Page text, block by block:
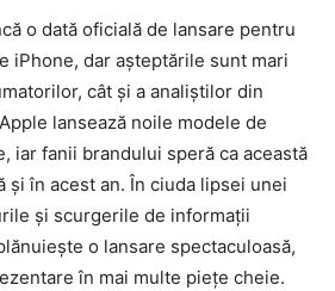
o dată oficială de lansare pentru
iPhone, dar așteptările sunt mari
cât și a analiștilor din
lansează noile modele de
iar fanii brandului speră ca această
și în acest an. În ciuda lipsei unei
și scurgerile de informații
o lansare spectaculoasă,
în mai multe piețe cheie.